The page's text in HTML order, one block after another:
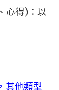
心得)：以
其他類型